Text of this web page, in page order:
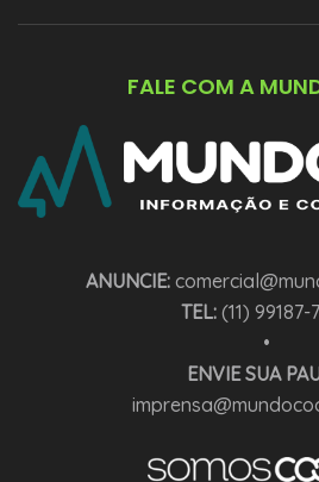
FALE COM A
ANUNCIE:
TEL:(11) 99187-
•
ENVIE SUA